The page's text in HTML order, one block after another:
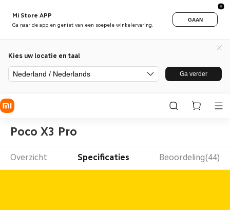
Mi Store APP
Ga naar de app en geniet van een soepele winkelervaring.
GAAN
Kies uw locatie en taal
Nederland / Nederlands Ga verder
Poco X3 Pro
Overzicht Specificaties Beoordeling(44)